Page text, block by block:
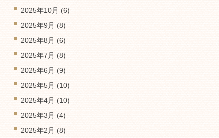
2025年10月 (6)
2025年9月 (8)
2025年8月 (6)
2025年7月 (8)
2025年6月 (9)
2025年5月 (10)
2025年4月 (10)
2025年3月 (4)
2025年2月 (8)